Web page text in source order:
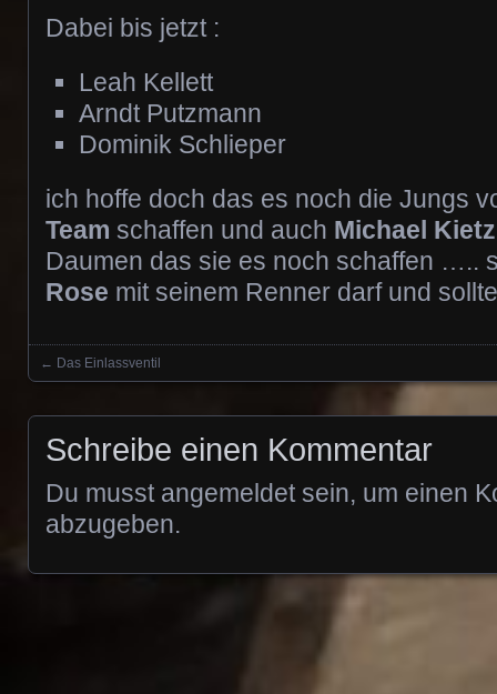
Dabei bis jetzt :
Leah Kellett
Arndt Putzmann
Dominik Schlieper
ich hoffe doch das es noch die Jungs
Team schaffen und auch Michael
Daumen das sie es noch schaffen …..
Rose mit seinem Renner darf und
Posts navigation
← Das Einlassventil
Schreibe einen Kommentar
Du musst angemeldetsein, um einen
abzugeben.